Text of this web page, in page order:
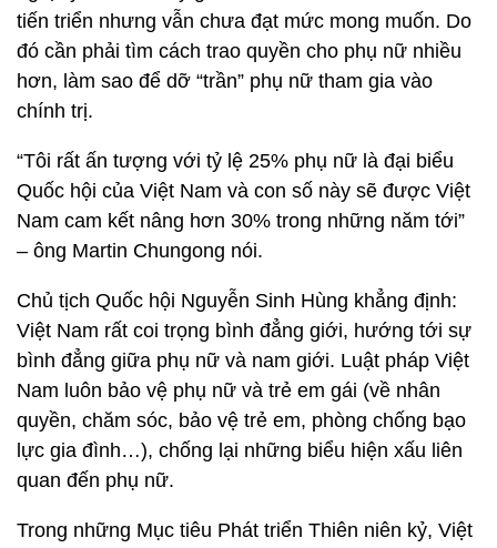
tiến triển nhưng vẫn chưa đạt mức mong muốn. Do
đó cần phải tìm cách trao quyền cho phụ nữ nhiều
hơn, làm sao để dỡ “trần” phụ nữ tham gia vào
chính trị.
“Tôi rất ấn tượng với tỷ lệ 25% phụ nữ là đại biểu
Quốc hội của Việt Nam và con số này sẽ được Việt
Nam cam kết nâng hơn 30% trong những năm tới”
– ông Martin Chungong nói.
Chủ tịch Quốc hội Nguyễn Sinh Hùng khẳng định:
Việt Nam rất coi trọng bình đẳng giới, hướng tới sự
bình đẳng giữa phụ nữ và nam giới. Luật pháp Việt
Nam luôn bảo vệ phụ nữ và trẻ em gái (về nhân
quyền, chăm sóc, bảo vệ trẻ em, phòng chống bạo
lực gia đình…), chống lại những biểu hiện xấu liên
quan đến phụ nữ.
Trong những Mục tiêu Phát triển Thiên niên kỷ, Việt